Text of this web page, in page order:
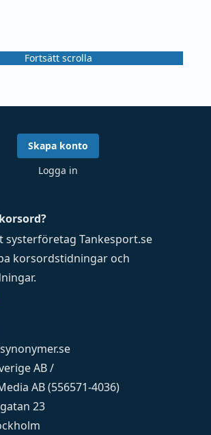
Fortsätt scrolla
systerföretag Tankesport.se
korsordstidningar och
.
AB /
AB (556571-4036)
23
Skapa konto
Logga in